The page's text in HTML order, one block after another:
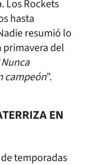
Los Rockets
hasta
resumió lo
del
Nunca
campeón”.
EN
temporadas